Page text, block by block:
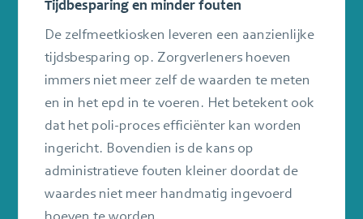
Tijdbesparing en minder fouten
De zelfmeetkiosken leveren een aanzienlijke
tijdsbesparing op. Zorgverleners hoeven
immers niet meer zelf de waarden te meten
en in het epd in te voeren. Het betekent ook
dat het poli-proces efficiënter kan worden
ingericht. Bovendien is de kans op
administratieve fouten kleiner doordat de
waardes niet meer handmatig ingevoerd